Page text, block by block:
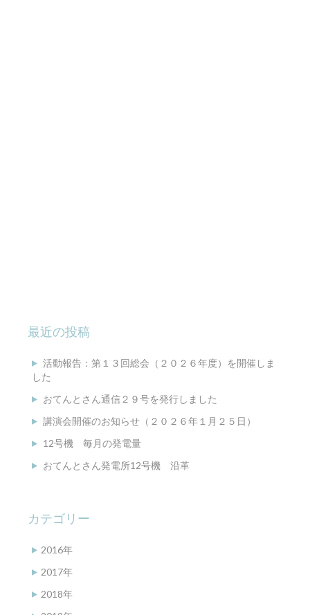
最近の投稿
活動報告：第１３回総会（２０２６年度）を開催しま
した
おてんとさん通信２９号を発行しました
講演会開催のお知らせ（２０２６年１月２５日）
12号機 毎月の発電量
おてんとさん発電所12号機 沿革
カテゴリー
2016年
2017年
2018年